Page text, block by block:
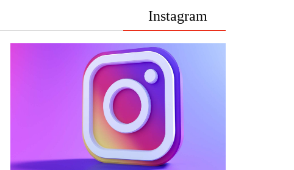
Instagram